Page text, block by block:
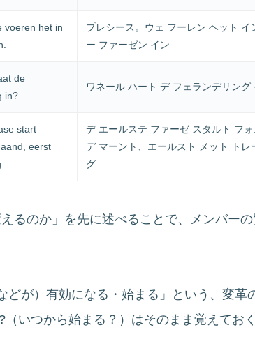
voeren het in
プレシース。ウェ フーレン ヘット イ
ー ファーゼン イン
de
in?
ワネール ハート デ フェランデリング
start
eerst
デ エールステ ファーゼ スタルト フ
デ マーント、エールスト メット トレ
グ
るのか」を先に述べることで、メンバー
どが）有効になる・始まる」という、変革
いつから始まる？）はそのまま覚えてお